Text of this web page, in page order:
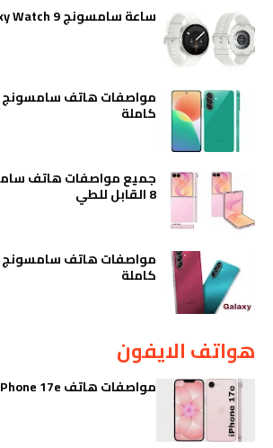
ساعة سامسونج Galaxy Watch 9 الذكية
كاملة
8 القابل للطي
كاملة
هواتف الايفون
مواصفات هاتف iPhone 17e كاملا